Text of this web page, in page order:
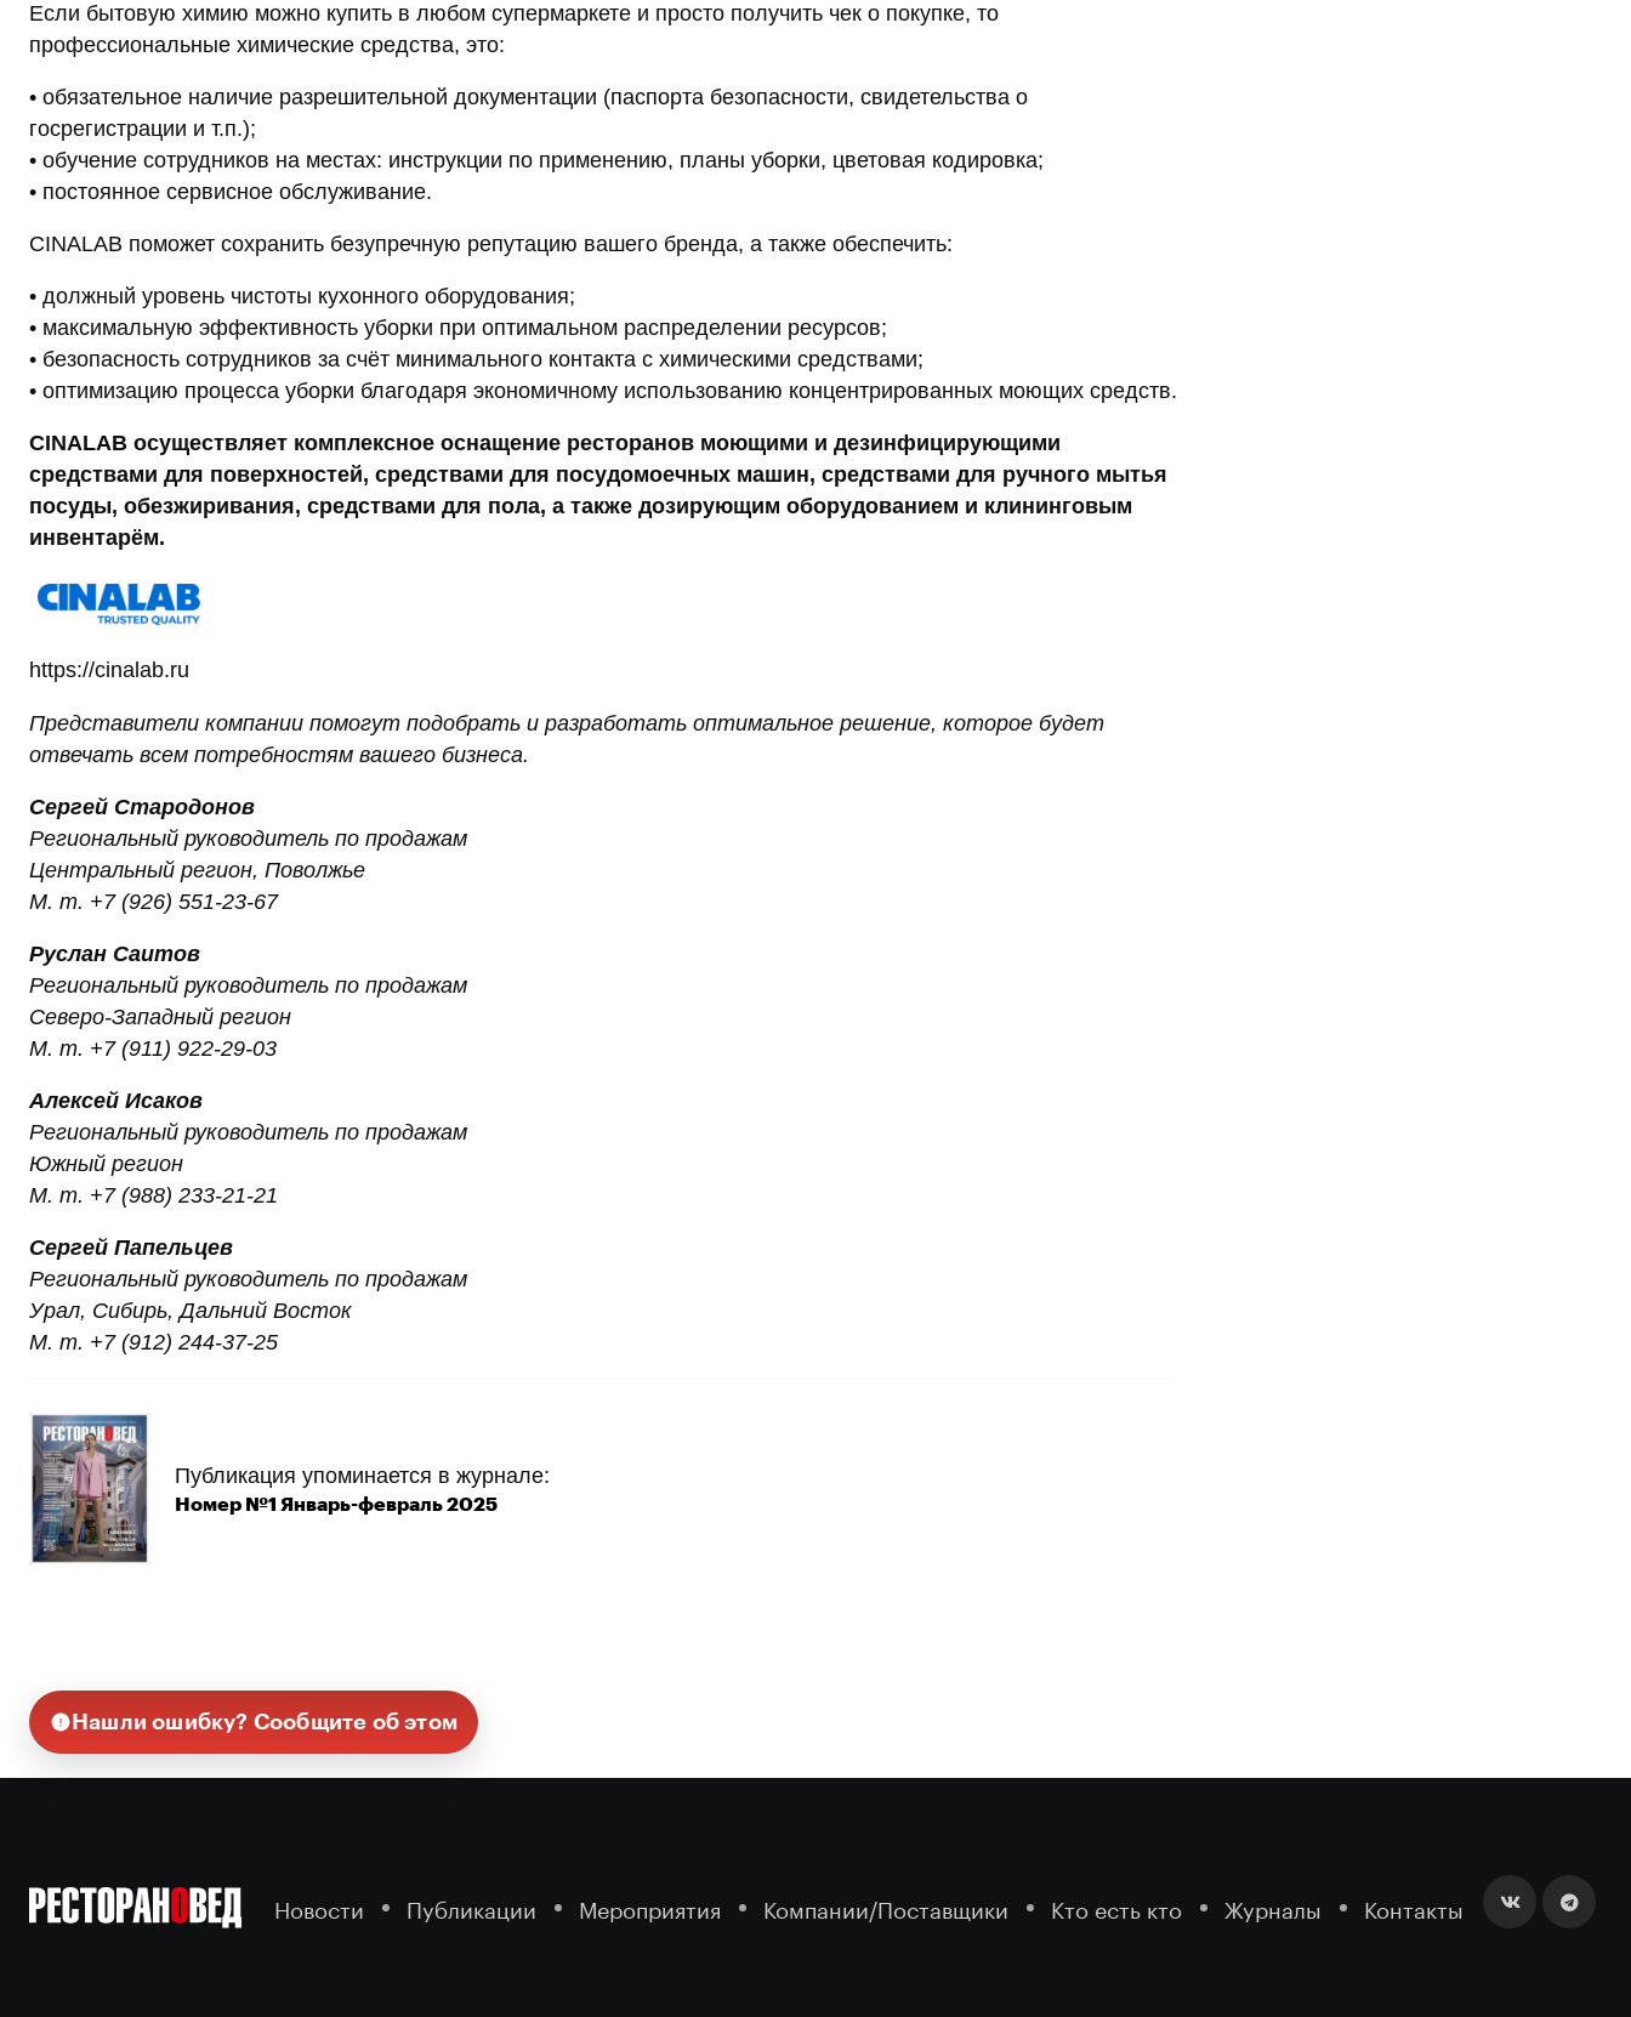
Если бытовую химию можно купить в любом супермаркете и просто получить чек о покупке, то
профессиональные химические средства, это:
• обязательное наличие разрешительной документации (паспорта безопасности, свидетельства о
госрегистрации и т.п.);
• обучение сотрудников на местах: инструкции по применению, планы уборки, цветовая кодировка;
• постоянное сервисное обслуживание.
СINALAB поможет сохранить безупречную репутацию вашего бренда, а также обеспечить:
• должный уровень чистоты кухонного оборудования;
• максимальную эффективность уборки при оптимальном распределении ресурсов;
• безопасность сотрудников за счёт минимального контакта с химическими средствами;
• оптимизацию процесса уборки благодаря экономичному использованию концентрированных моющих средств.
CINALAB осуществляет комплексное оснащение ресторанов моющими и дезинфицирующими
средствами для поверхностей, средствами для посудомоечных машин, средствами для ручного мытья
посуды, обезжиривания, средствами для пола, а также дозирующим оборудованием и клининговым
инвентарём.
https://cinalab.ru
Представители компании помогут подобрать и разработать оптимальное решение, которое будет
отвечать всем потребностям вашего бизнеса.
Сергей Стародонов
Региональный руководитель по продажам
Центральный регион, Поволжье
М. т. +7 (926) 551-23-67
Руслан Саитов
Региональный руководитель по продажам
Северо-Западный регион
М. т. +7 (911) 922-29-03
Алексей Исаков
Региональный руководитель по продажам
Южный регион
М. т. +7 (988) 233-21-21
Сергей Папельцев
Региональный руководитель по продажам
Урал, Сибирь, Дальний Восток
М. т. +7 (912) 244-37-25
Публикация упоминается в журнале:
Номер №1 Январь-февраль 2025
Нашли ошибку? Сообщите об этом
Новости Публикации Мероприятия Компании/Поставщики Кто есть кто Журналы Контакты